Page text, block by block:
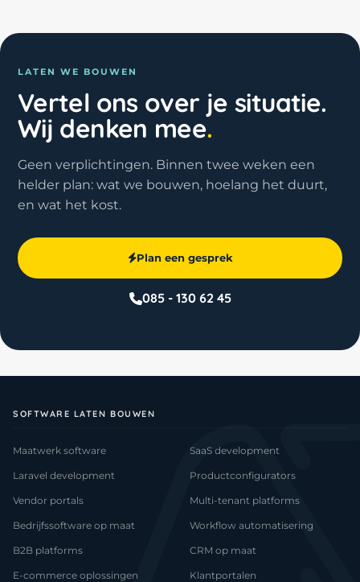
LATEN WE BOUWEN
Vertel ons over je situatie.
Wij denken mee.
Geen verplichtingen. Binnen twee weken een
helder plan: wat we bouwen, hoelang het duurt,
en wat het kost.
Plan een gesprek
085 - 130 62 45
SOFTWARE LATEN BOUWEN
Maatwerk software
Laravel development
Vendor portals
Bedrijfssoftware op maat
B2B platforms
E-commerce oplossingen
SaaS development
Productconfigurators
Multi-tenant platforms
Workflow automatisering
CRM op maat
Klantportalen